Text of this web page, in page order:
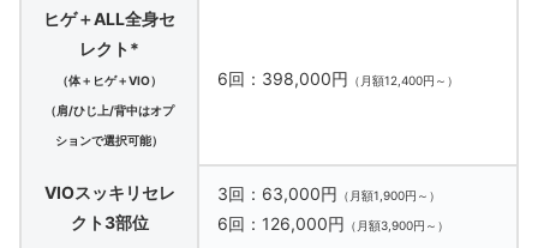
ヒゲ＋ALL全身セ
レクト*
（体＋ヒゲ＋VIO）
（肩/ひじ上/背中はオプ
ションで選択可能）
6回：398,000円 （月額12,400円～）
VIOスッキリセレ
クト3部位
3回：63,000円 （月額1,900円～）
6回：126,000円 （月額3,900円～）